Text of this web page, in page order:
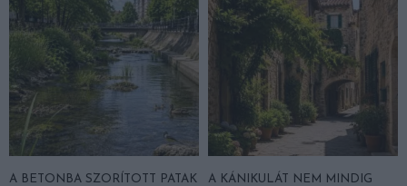
A BETONBA SZORÍTOTT PATAK
A KÁNIKULÁT NEM MINDIG